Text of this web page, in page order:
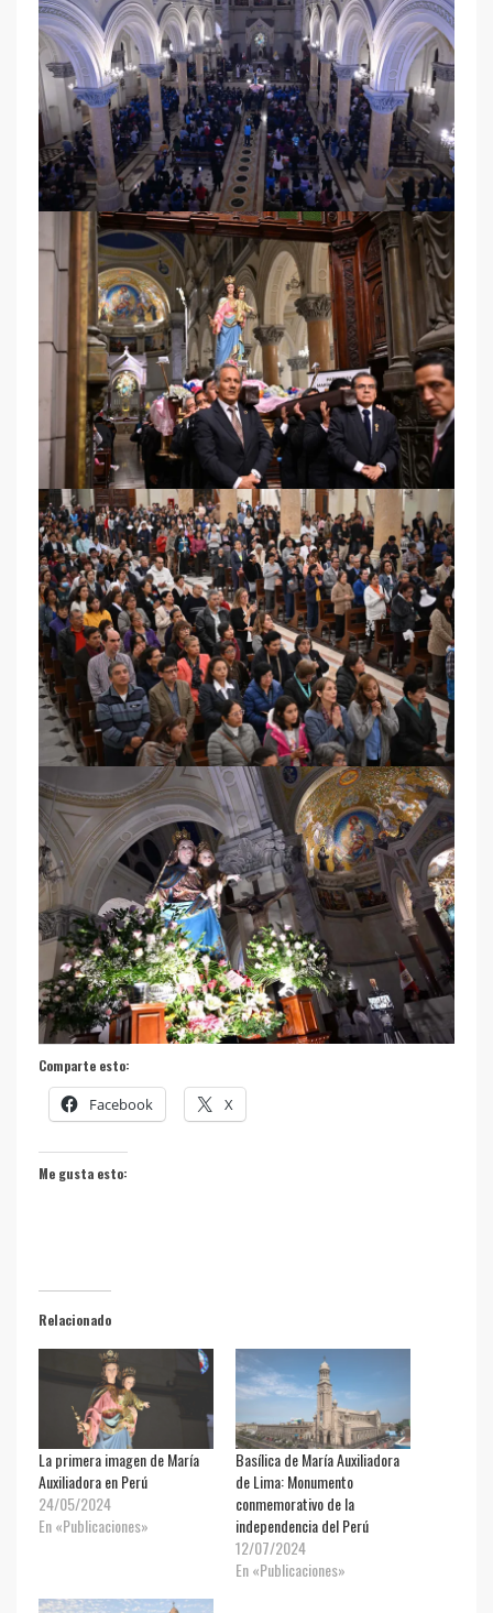
Comparte esto:
Facebook X
Me gusta esto:
Relacionado
La primera imagen de María
Auxiliadora en Perú
24/05/2024
En «Publicaciones»
Basílica de María Auxiliadora
de Lima: Monumento
conmemorativo de la
independencia del Perú
12/07/2024
En «Publicaciones»